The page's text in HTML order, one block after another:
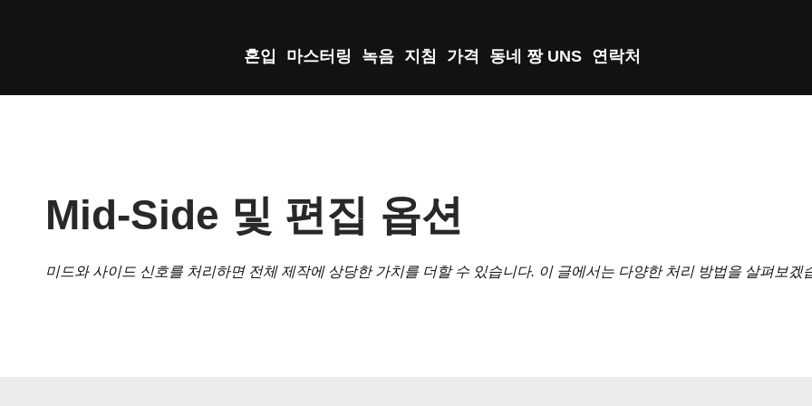
혼입 마스터링 녹음 지침 가격 동네 짱 UNS 연락처
Mid-Side 및 편집 옵션
미드와 사이드 신호를 처리하면 전체 제작에 상당한 가치를 더할 수 있습니다. 이 글에서는 다양한 처리 방법을 살펴보겠